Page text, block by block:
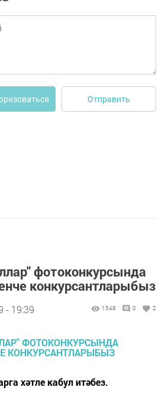
Отправить
фотоконкурсында
конкурсантларыбыз
- 19:39 1548 0 2
хәтле кабул итәбез.